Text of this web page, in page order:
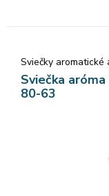
Sviečky aromatické
Sviečka
80-63